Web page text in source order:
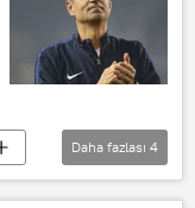
Daha fazlası 4